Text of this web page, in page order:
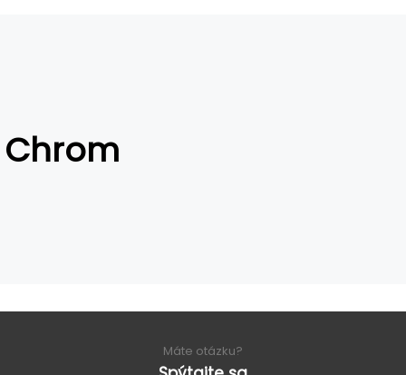
Chrom
Máte otázku?